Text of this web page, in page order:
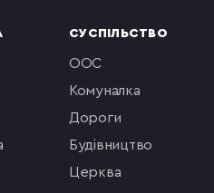
СУСПІЛЬСТВО
ООС
комуналка
Дороги
будівництво
церква